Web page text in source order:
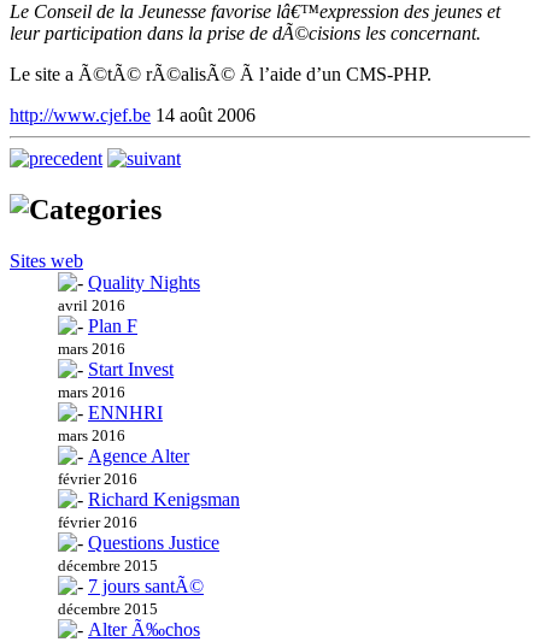
Le Conseil de la Jeunesse favorise lâ€™expression des jeunes et
leur participation dans la prise de dÃ©cisions les concernant.
Le site a Ã©tÃ© rÃ©alisÃ© Ã l’aide d’un CMS-PHP.
http://www.cjef.be 14 août 2006
Sites web
Quality Nights
avril 2016
Plan F
mars 2016
Start Invest
mars 2016
ENNHRI
mars 2016
Agence Alter
février 2016
Richard Kenigsman
février 2016
Questions Justice
décembre 2015
7 jours santÃ©
décembre 2015
Alter Ã‰chos